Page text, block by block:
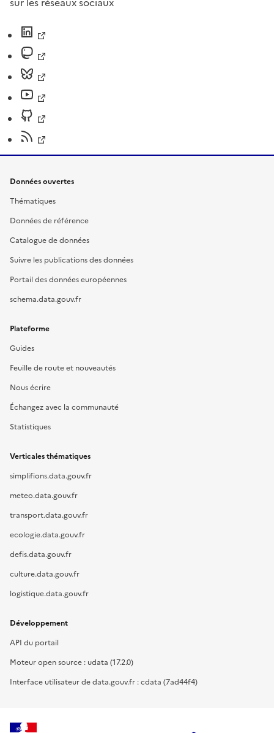
Données ouvertes
Thématiques
Données de référence
Catalogue de données
Suivre les publications des données
Portail des données européennes
schema.data.gouv.fr
Plateforme
Guides
Feuille de route et nouveautés
Nous écrire
Échangez avec la communauté
Statistiques
Verticales thématiques
simplifions.data.gouv.fr
meteo.data.gouv.fr
transport.data.gouv.fr
ecologie.data.gouv.fr
defis.data.gouv.fr
culture.data.gouv.fr
logistique.data.gouv.fr
Développement
API du portail
Moteur open source : udata (17.2.0)
Interface utilisateur de data.gouv.fr : cdata (7ad44f4)